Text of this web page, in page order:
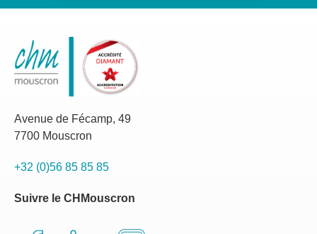
Avenue de Fécamp, 49
7700 Mouscron
+32 (0)56 85 85 85
Suivre le CHMouscron